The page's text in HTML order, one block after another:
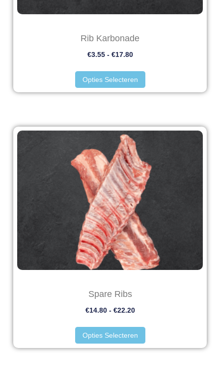
Rib Karbonade
€3.55 - €17.80
Opties Selecteren
Spare Ribs
€14.80 - €22.20
Opties Selecteren